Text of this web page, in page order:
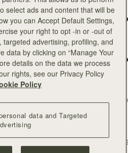
Vanilla/Diamond
¥64,900
カートに追加
Crescent Moon Mini
Sand/Espresso Spot Print
¥93,500
カートに追加
Kite on a Chain
Black
¥71,500
カートに追加
新登場
Stylist
Croc-Embossed Leather Light Taupe
カートに追加
select ads and content that will be
you can Accept Default Settings,
your right to opt -in or -out of
advertising, profiling, and
data by clicking on “Manage Your
details on the data we process
rights, see our Privacy Policy
Policy
data and Targeted